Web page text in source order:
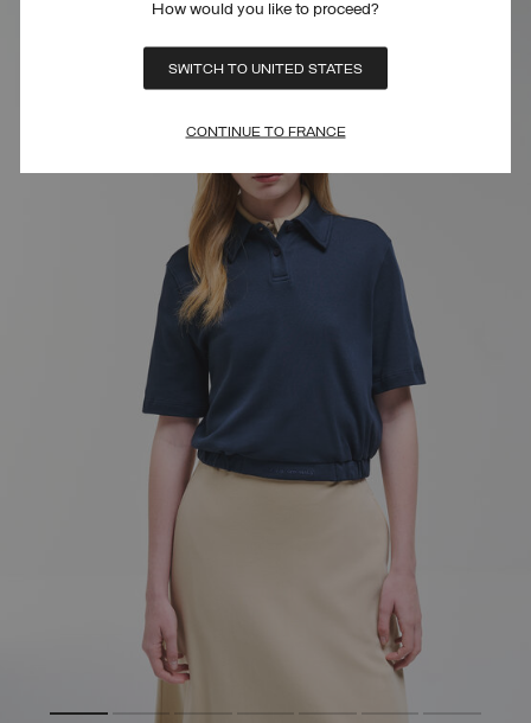
How would you like to proceed?
SWITCH TO UNITED STATES
CONTINUE TO FRANCE